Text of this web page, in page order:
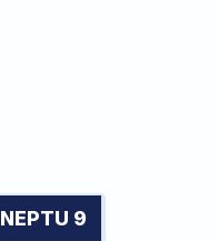
NEPTU 9